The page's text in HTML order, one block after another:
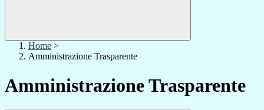
Home >
Amministrazione Trasparente
Amministrazione Trasparente